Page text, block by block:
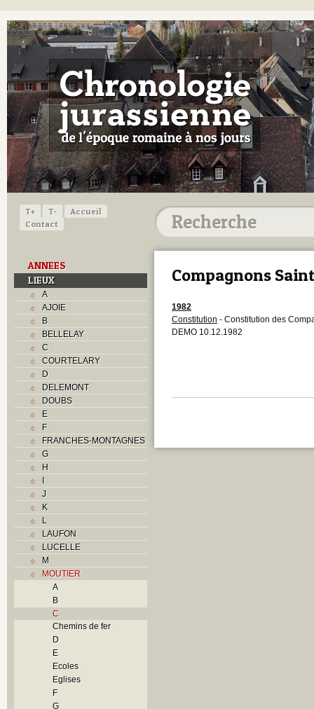
T+ T-
Accueil
Contact
ANNEES
LIEUX
A
AJOIE
B
BELLELAY
C
COURTELARY
D
DELEMONT
DOUBS
E
F
FRANCHES-MONTAGNES
G
H
I
J
K
L
LAUFON
LUCELLE
M
MOUTIER
A
B
C
Chemins de fer
D
E
Ecoles
Eglises
F
G
Compagnons
1982
Constitution - Constitution des
DEMO 10.12.1982